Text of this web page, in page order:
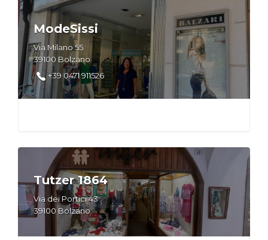
ModeSissi
Via Milano 55
39100 Bolzano
+39 0471 911526
Tutzer 1864
Via dei Portici 43
39100 Bolzano